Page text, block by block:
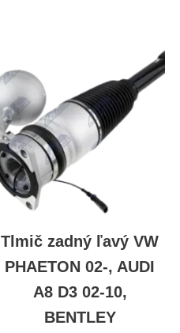
Tlmič zadný ľavý VW
PHAETON 02-, AUDI
A8 D3 02-10,
BENTLEY